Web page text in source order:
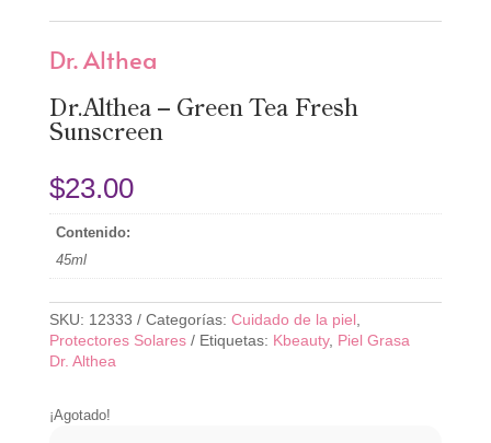
Dr. Althea
Dr.Althea – Green Tea Fresh
Sunscreen
$23.00
Contenido:
45ml
SKU: 12333 Categorías: Cuidado de la piel,
Protectores Solares
Etiquetas: Kbeauty, Piel Grasa
Dr. Althea
¡Agotado!